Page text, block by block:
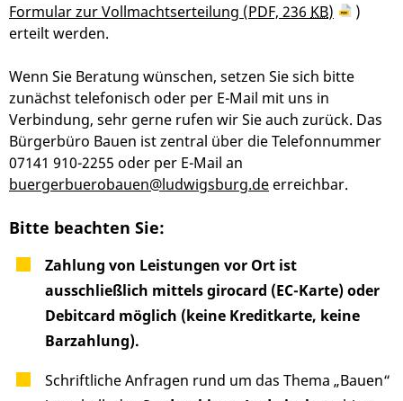
Formular zur Vollmachtserteilung (PDF, 236 KB)
)
erteilt werden.
Wenn Sie Beratung wünschen, setzen Sie sich bitte
zunächst telefonisch oder per E-Mail mit uns in
Verbindung, sehr gerne rufen wir Sie auch zurück. Das
Bürgerbüro Bauen ist zentral über die Telefonnummer
07141 910-2255 oder per E-Mail an
buergerbuerobauen@ludwigsburg.de erreichbar.
Bitte beachten Sie:
Zahlung von Leistungen vor Ort ist
ausschließlich mittels girocard (EC-Karte) oder
Debitcard möglich (keine Kreditkarte, keine
Barzahlung).
Schriftliche Anfragen rund um das Thema „Bauen“